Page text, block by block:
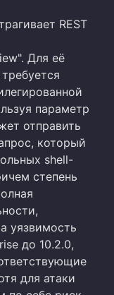
REST
Для её
параметр
отправить
который
shell-
степень
уязвимость
до 10.2.0,
для атаки